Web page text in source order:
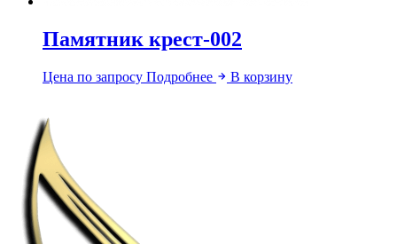
Памятник крест-002
Цена по запросу Подробнее В корзину